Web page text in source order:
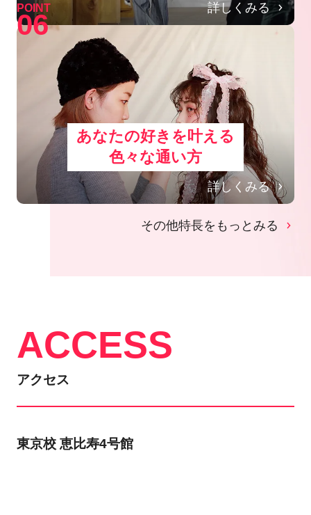
詳しくみる
POINT
06
あなたの好きを叶える
⾊々な通い⽅
詳しくみる
その他特長をもっとみる
ACCESS
アクセス
東京校 恵比寿4号館